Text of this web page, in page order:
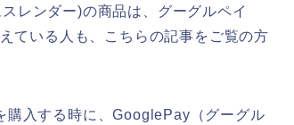
レンダー)の商品は、グーグルペイ
ている人も、こちらの記事をご覧の方
入する時に、GooglePay（グーグル